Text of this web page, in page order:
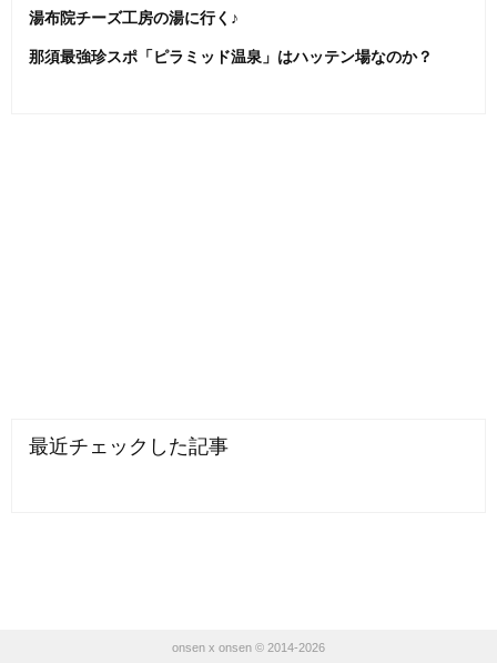
湯布院チーズ工房の湯に行く♪
那須最強珍スポ「ピラミッド温泉」はハッテン場なのか？
最近チェックした記事
onsen x onsen © 2014-2026